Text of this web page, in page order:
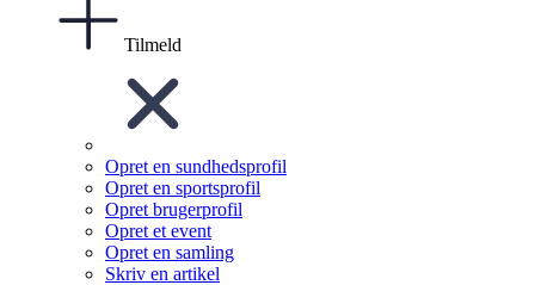
Tilmeld
Opret en sundhedsprofil
Opret en sportsprofil
Opret brugerprofil
Opret et event
Opret en samling
Skriv en artikel